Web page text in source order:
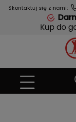
Skontaktuj się z nami:
Kup do